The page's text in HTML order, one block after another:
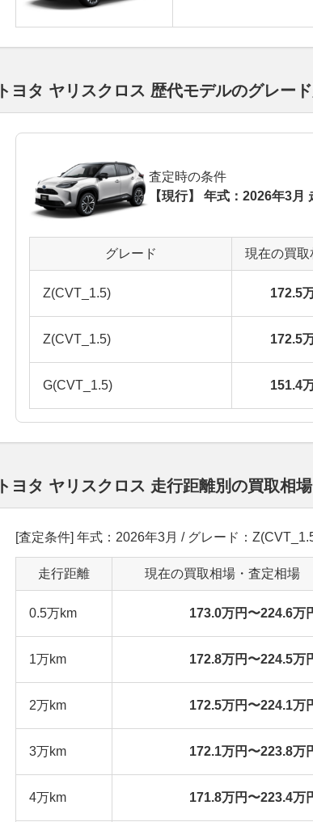
トヨタ ヤリスクロス 歴代モデルのグレー
査定時の条件
【現行】 年式：2026年3月
グレード 現在の買
Z(CVT_1.5) 172.5
Z(CVT_1.5) 172.5
G(CVT_1.5) 151.4
トヨタ ヤリスクロス 走行距離別の買取相
[査定条件] 年式：2026年3月 / グレード：
走行距離 現在の買取相場・査定相場
0.5万km 173.0万円〜224.6万
1万km 172.8万円〜224.5万
2万km 172.5万円〜224.1万
3万km 172.1万円〜223.8万
4万km 171.8万円〜223.4万